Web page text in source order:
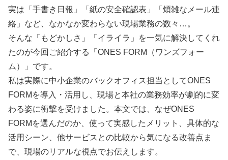
実は「手書き日報」「紙の安全確認表」「煩雑なメール連
絡」など、なかなか変わらない現場業務の数々…。
そんな「もどかしさ」「イライラ」を一気に解決してくれ
たのが今回ご紹介する「ONES FORM（ワンズフォー
ム）」です。
私は実際に中小企業のバックオフィス担当としてONES
FORMを導入・活用し、現場と本社の業務効率が劇的に変
わる姿に衝撃を受けました。本文では、なぜONES
FORMを選んだのか、使って実感したメリット、具体的な
活用シーン、他サービスとの比較から気になる改善点ま
で、現場のリアルな視点でお伝えします。